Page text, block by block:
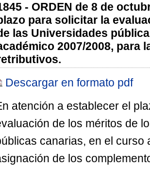
- ORDEN de 8 de
para solicitar la
las Universidades
2007/2008, para
Descargar en formato pdf
atención a establecer el
de los méritos de
canarias, en el curso
de los